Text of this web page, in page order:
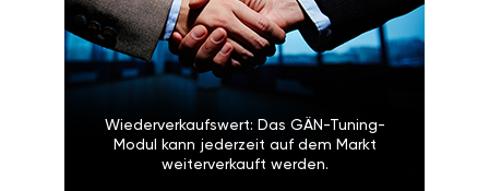
Wiederverkaufswert: Das GÄN-Tuning-
Modul kann jederzeit auf dem Markt
weiterverkauft werden.